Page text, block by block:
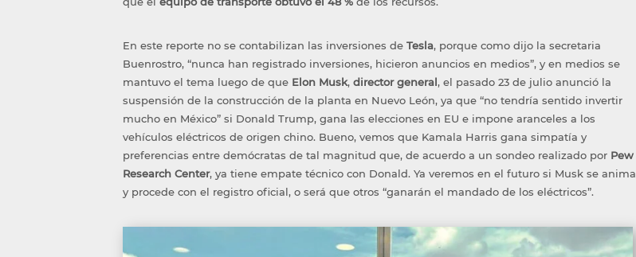
En este reporte no se contabilizan las inversiones deTesla, porque como dijo la secretaria
Buenrostro, “nunca han registrado inversiones, hicieron anuncios en medios”, y en mediosse
mantuvo el tema luego de que Elon Musk,director general,el pasado 23 de julio anunció la
suspensión de la construcción de la planta en Nuevo León, ya que “no tendría sentido invertir
mucho en México” si DonaldTrump, gana las elecciones en EU e impone aranceles a los
vehículos eléctricos de origen chino. Bueno, vemos que Kamala Harrisgana simpatía y
preferencias entre demócratasdetal magnitud que, de acuerdo a un sondeo realizado por Pew
Research Center,yatieneempate técnicocon Donald. Ya veremos en el futuro si Musk se anima
y procede con el registro oficial, o será que otros “ganarán el mandado de los eléctricos”.